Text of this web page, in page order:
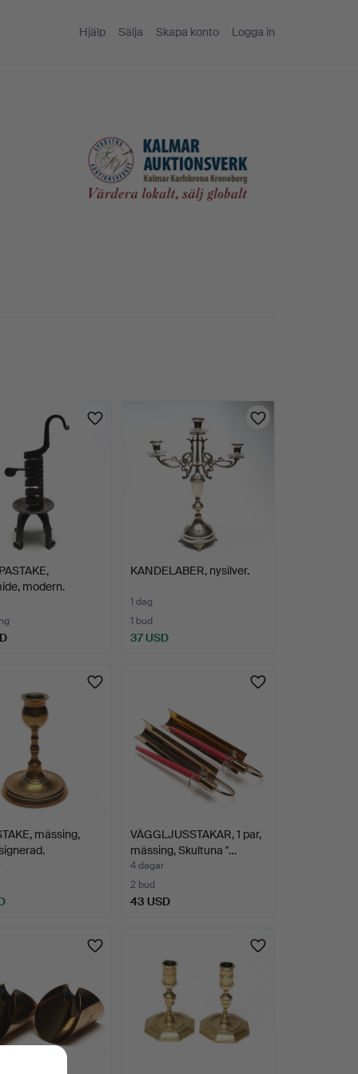
Hjälp Sälja Skapa konto Logga in
modern.
KANDELABER, nysilver.
1 dag
1 bud
37 USD
mässing,
VÄGGLJUSSTAKAR, 1 par,
mässing, Skultuna "…
4 dagar
2 bud
43 USD